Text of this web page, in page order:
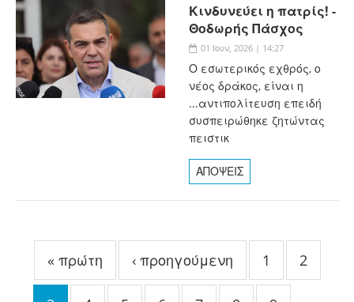
Κινδυνεύει η πατρίς! -
Θοδωρής Πάσχος
01 Ιουν, 2026 | 14:27
Ο εσωτερικός εχθρός, ο
νέος δράκος, είναι η
...αντιπολίτευση επειδή
συσπειρώθηκε ζητώντας
πειστικ
ΑΠΟΨΕΙΣ
« πρώτη ‹ προηγούμενη 1 2